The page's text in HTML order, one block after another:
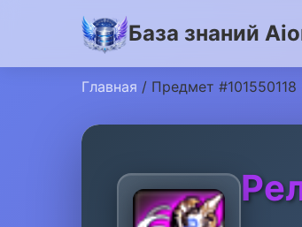
База знаний
Главная / Предмет #101550118